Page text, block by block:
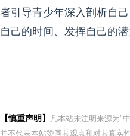
者引导青少年深入剖析自
自己的时间、发挥自己的
【慎重声明】
凡本站未注明来源为"
并不代表本站赞同其观点和对其真实